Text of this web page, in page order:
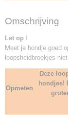
Omschrijving
Let op !
Meet je hondje goed
loopsheidbroekjes
Opmeten
Deze
hondjes!